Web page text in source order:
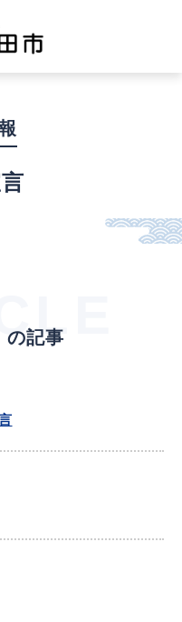
の記事